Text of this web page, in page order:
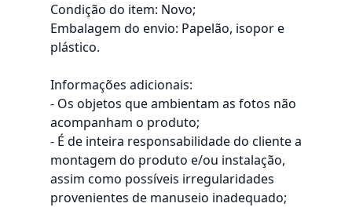
Condição do item: Novo;
Embalagem do envio: Papelão, isopor e
plástico.
Informações adicionais:
- Os objetos que ambientam as fotos não
acompanham o produto;
- É de inteira responsabilidade do cliente a
montagem do produto e/ou instalação,
assim como possíveis irregularidades
provenientes de manuseio inadequado;